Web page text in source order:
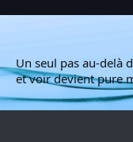
Un seul pas au-delà
et voir devient pure